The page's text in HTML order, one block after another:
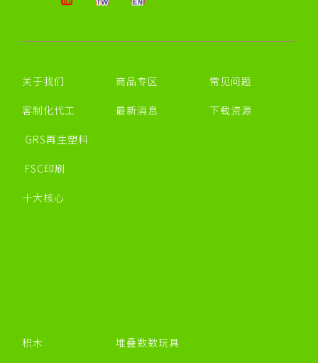
关于我们
客制化代工
GRS再生塑料
FSC印刷
十大核心
商品专区
最新消息
常见问题
下载资源
积木 堆叠数数玩具